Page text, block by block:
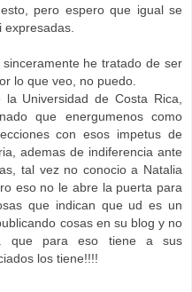
pero espero que igual se
expresadas.
he tratado de ser
lo que veo, no puedo.
Universidad de Costa Rica,
que energumenos como
con esos impetus de
ademas de indiferencia ante
tal vez no conocio a Natalia
eso no le abre la puerta para
que indican que ud es un
cosas en su blog y no
que para eso tiene a sus
los tiene!!!!